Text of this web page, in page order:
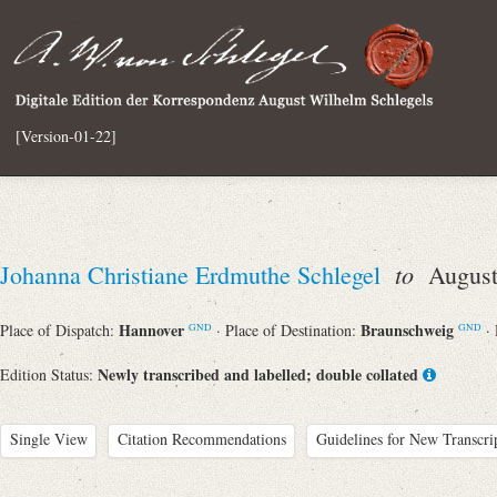
[Version-01-22]
Johanna Christiane Erdmuthe Schlegel to
Place of Dispatch: Hannover GND · Place of Destination: Braunschweig GND
Edition Status: Newly transcribed and labelled; double collated
Single View Citation Recommendations Guidelines for New